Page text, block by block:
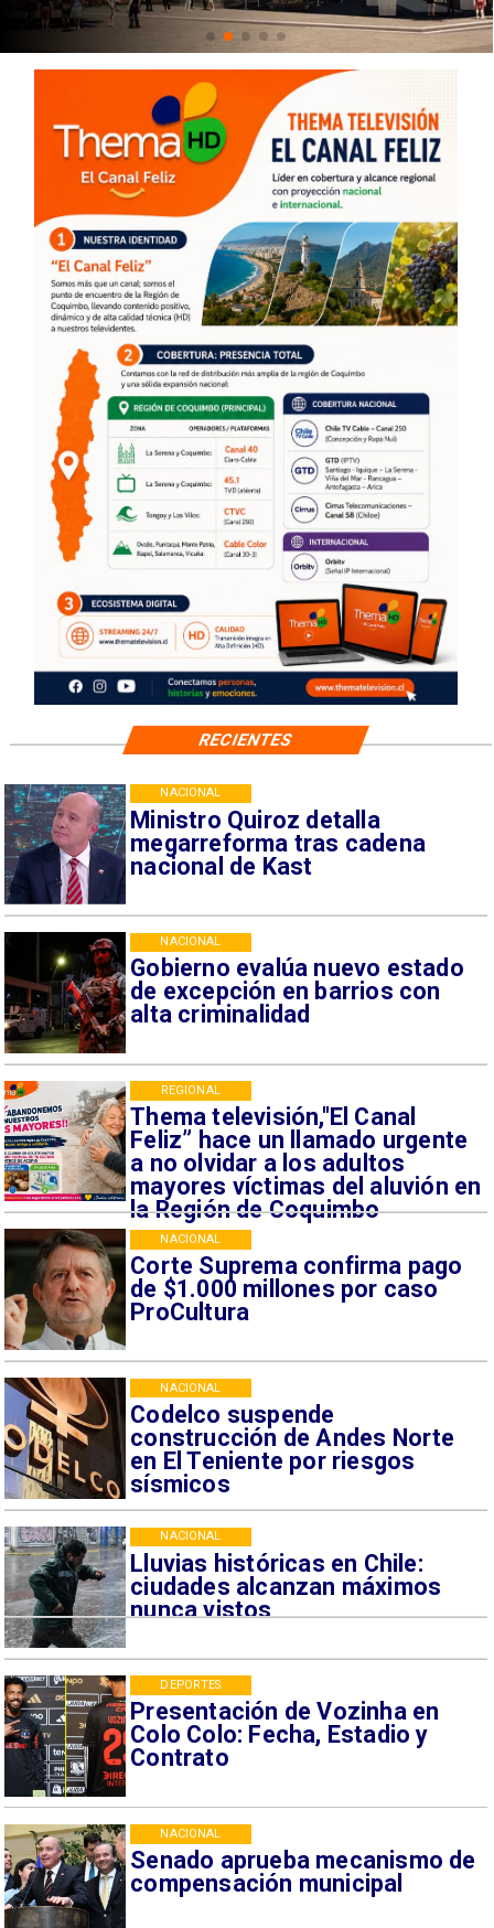
Ministro Quiroz detalla
megarreforma tras cadena
nacional de Kast
NACIONAL
Gobierno evalúa nuevo estado
de excepción en barrios con
alta criminalidad
NACIONAL
Thema televisión,"El Canal
Feliz” hace un llamado urgente
a no olvidar a los adultos
mayores víctimas del aluvión en
la Región de Coquimbo
REGIONAL
Corte Suprema confirma pago
de $1.000 millones por caso
ProCultura
NACIONAL
Codelco suspende
construcción de Andes Norte
en El Teniente por riesgos
sísmicos
NACIONAL
Lluvias históricas en Chile:
ciudades alcanzan máximos
nunca vistos
NACIONAL
Presentación de Vozinha en
Colo Colo: Fecha, Estadio y
Contrato
DEPORTES
Senado aprueba mecanismo de
compensación municipal
NACIONAL
RECIENTES